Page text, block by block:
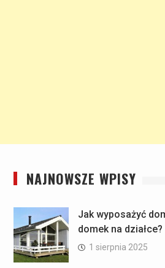
NAJNOWSZE WPISY
Jak wyposażyć
domek na działce?
1 sierpnia 2025